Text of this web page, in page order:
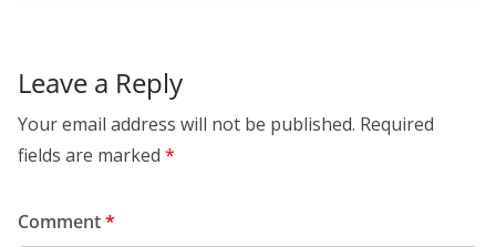
Leave a Reply
Your email address will not be published. Required
fields are marked *
Comment*